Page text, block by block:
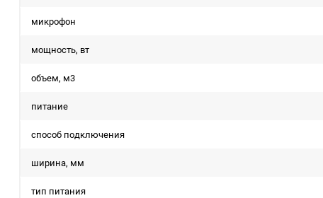
микрофон
мощность, вт
объем, м3
питание
способ подключения
ширина, мм
тип питания